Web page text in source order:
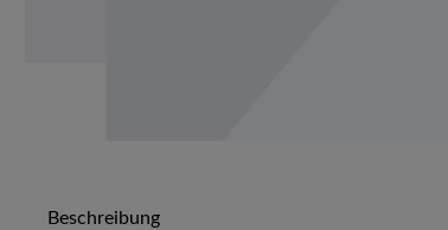
Beschreibung